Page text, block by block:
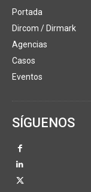
Portada
Dircom / Dirmark
Agencias
Casos
Eventos
SÍGUENOS